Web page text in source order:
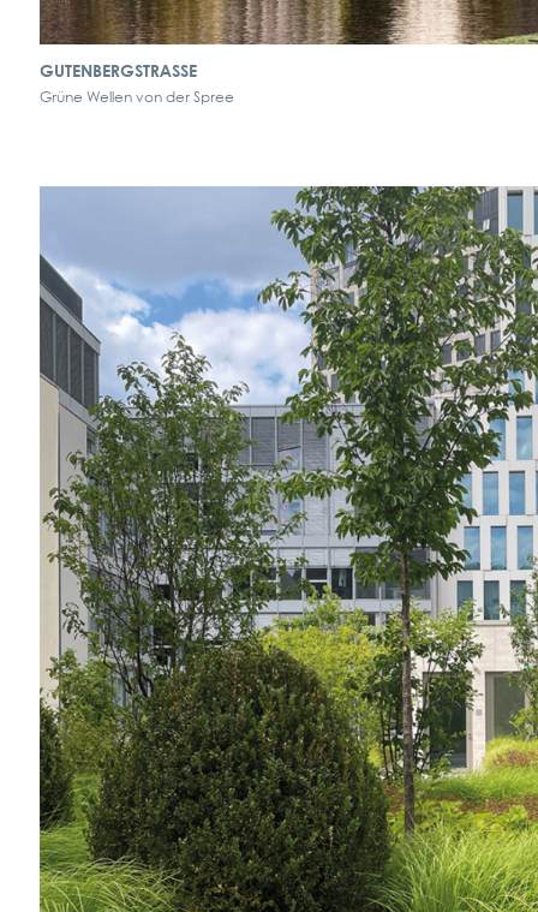
GUTENBERGSTRASSE
Grüne Wellen von der Spree